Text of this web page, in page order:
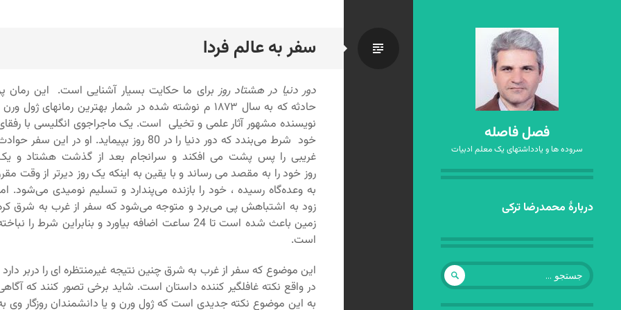
فصل فاصله
سروده ها و یادداشتهای یک معلم ادبیات
رفتن
نوشته‌ها
دربارهٔ محمدرضا ترکی
جستجو
برای:
سفر به عالم فردااستاندارد
دور دنیا در هشتاد روزبرای ما حکایت بسیار آشنایی است. این رمان
حادثه که به سال ۱۸۷۳ م نوشته شده در شمار بهترین رمانهای ژول
نویسنده مشهور آثار علمی و تخیلی است. یک ماجراجوی انگلیسی با
خود شرط می‌بندد که دور دنیا را در 80 روز بپیماید. او در این سفر
غریبی را پس پشت می افکند و سرانجام بعد از گذشت هشتاد و
روز خود را به مقصد می رساند و با یقین به اینکه یک روز دیرتر از وقت
به وعده‌گاه رسیده ،‌ خود را بازنده می‌پندارد و تسلیم نومیدی می‌شود.
زود به اشتباهش پی می‌برد و متوجه می‌شود که سفر از غرب به شرق
زمین باعث شده است تا 24 ساعت اضافه بیاورد و بنابراین شرط را
است.
این موضوع که سفر از غرب به شرق چنین نتیجه غیرمنتظره ای را دربر دارد
در واقع نکته غافلگیر کننده داستان است. شاید برخی تصور کنند که
به این موضوع نکته جدیدی است که ژول ورن و یا دانشمندان روزگار وی